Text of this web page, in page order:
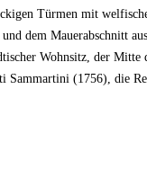
Türmen mit
dem
Wohnsitz, der
Sammartini (1756), die